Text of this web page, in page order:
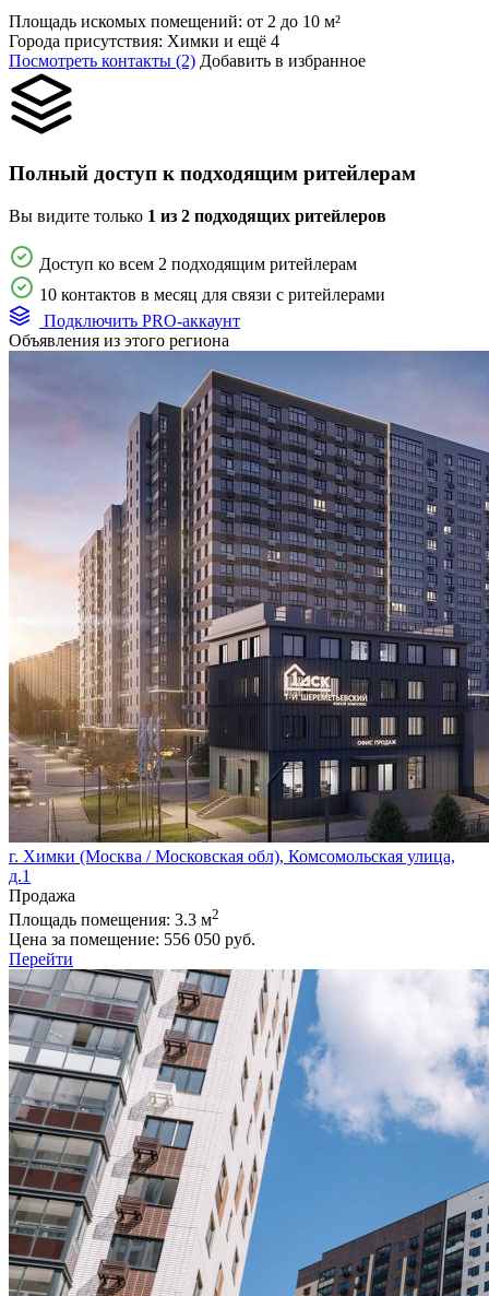
Площадь искомых помещений: от 2 до 10 м²
Города присутствия: Химки и ещё 4
Посмотреть контакты (2) Добавить в избранное
Полный доступ к подходящим ритейлерам
Вы видите только 1 из 2 подходящих ритейлеров
Доступ ко всем 2 подходящим ритейлерам
10 контактов в месяц для связи с ритейлерами
Подключить PRO-аккаунт
Объявления из этого региона
г. Химки (Москва / Московская обл), Комсомольская улица,
д.1
Продажа
Площадь помещения: 3.3 м2
Цена за помещение: 556 050 руб.
Перейти